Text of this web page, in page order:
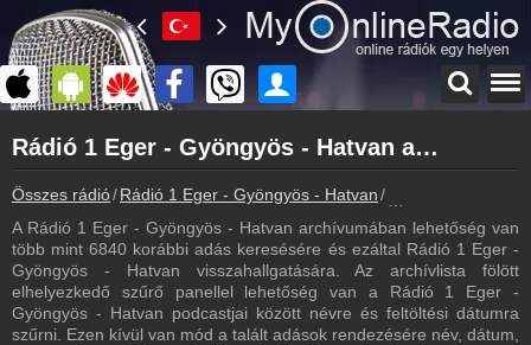
myonlineradio.hu
Rádió 1 Eger - Gyöngyös - Hatvan
Vissza a Rádió 1 Eger - Gyöngyös - Hatvan oldalára
Bejelentkezés
Hozz létre saját fiókot!
Most szól
Tudd meg mi szólt eddig
Rádió 1 Eger - Gyöngyös - Hatvan archívum - Rádió 1 Eger - Gyöngyös - Hatvan podcasts - Rádió 1 Eger - Gyöngyös - Hatvan visszahallgatás
Összes rádió Rádió 1 Eger - Gyöngyös - Hatvan
A Rádió 1 Eger - Gyöngyös - Hatvan archívumában lehetőség van
több mint 6840 korábbi adás keresésére és ezáltal Rádió 1 Eger -
Gyöngyös - Hatvan visszahallgatására. Az archívlista fölött
elhelyezkedő szűrő panellel lehetőség van a Rádió 1 Eger -
Gyöngyös - Hatvan podcastjai között névre és feltöltési dátumra
szűrni. Ezen kívül van mód a talált adások rendezésére név, dátum,